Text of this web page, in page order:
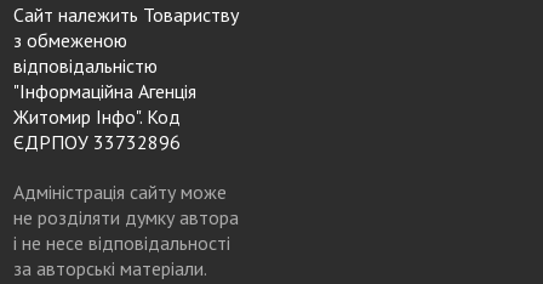
Сайт належить Товариству
з обмеженою
відповідальністю
"Інформаційна Агенція
Житомир Інфо". Код
ЄДРПОУ 33732896
Адміністрація сайту може
не розділяти думку автора
і не несе відповідальності
за авторські матеріали.